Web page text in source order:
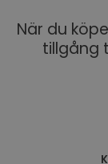
När du
tillgång